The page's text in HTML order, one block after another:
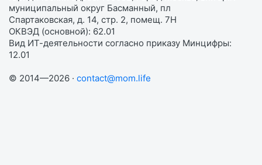
муниципальный округ Басманный, пл
Спартаковская, д. 14, стр. 2, помещ. 7Н
ОКВЭД (основной): 62.01
Вид ИТ-деятельности согласно приказу Минцифры:
12.01
© 2014—2026 · contact@mom.life